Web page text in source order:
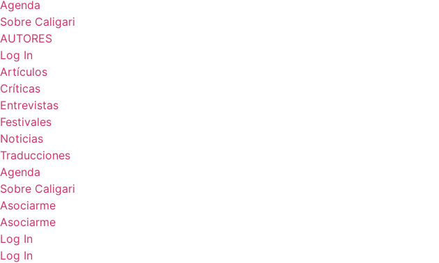
Agenda
Sobre Caligari
AUTORES
Log In
Artículos
Críticas
Entrevistas
Festivales
Noticias
Traducciones
Agenda
Sobre Caligari
Asociarme
Asociarme
Log In
Log In